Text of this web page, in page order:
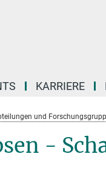
KARRIERE
und
-